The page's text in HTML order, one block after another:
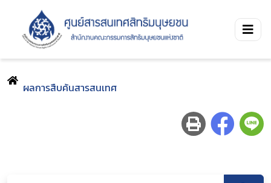
ผลการสืบค้นสารสนเทศ